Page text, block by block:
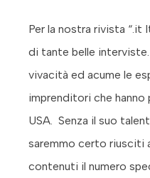
Per la nostra rivista “.it
di tante belle
vivacità ed acume le
imprenditori che
USA. Senza il suo
saremmo certo riusciti
contenuti il numero